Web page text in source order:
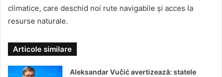
climatice, care deschid noi rute navigabile și acces la
resurse naturale.
Articole similare
Aleksandar Vučić avertizează: statele